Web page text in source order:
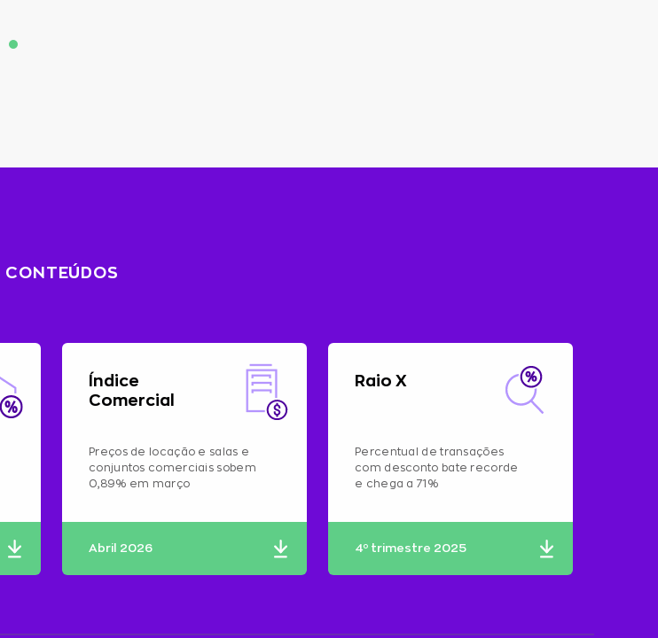
CONTEÚDOS
Índice
Comercial
Preços de locação e salas e
conjuntos comerciais sobem
0,89% em março
Abril 2026
Raio X
Percentual de transações
com desconto bate recorde
e chega a 71%
4º trimestre 2025